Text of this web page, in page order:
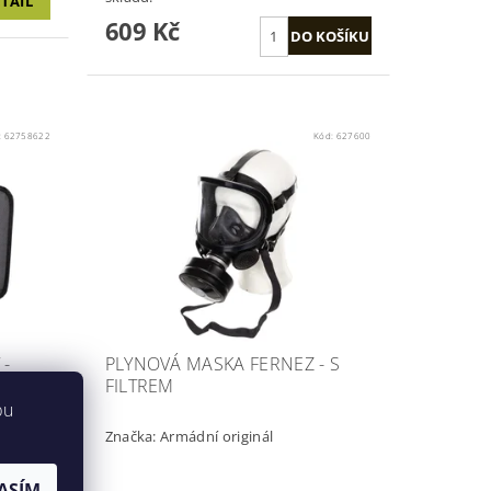
609 Kč
62758622
-
Kód: 627600
PLYNOVÁ MASKA FERNEZ - S
FILTREM
Značka:Armádní originál